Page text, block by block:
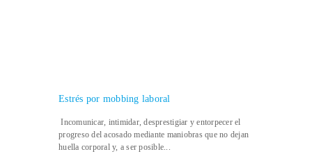
Estrés por mobbing laboral
Incomunicar, intimidar, desprestigiar y entorpecer el
progreso del acosado mediante maniobras que no dejan
huella corporal y, a ser posible...